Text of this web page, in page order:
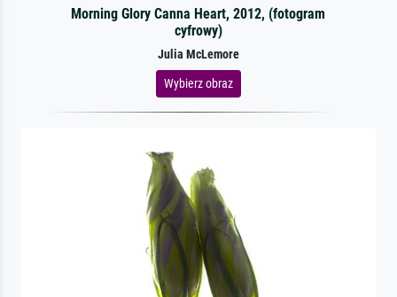
Morning Glory Canna Heart, 2012, (fotogram
cyfrowy)
Julia McLemore
Wybierz obraz